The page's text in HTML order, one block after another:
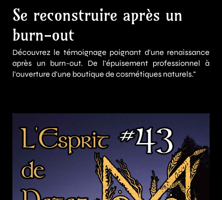
Se reconstruire après un
burn-out
Découvrez le témoignage poignant d'une renaissance
après un burn-out. De l'épuisement professionnel à
l'ouverture d'une boutique de cosmétiques naturels."